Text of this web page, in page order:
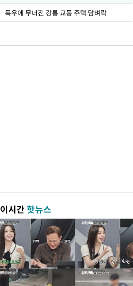
폭우에 무너진 강릉 교동 주택 담벼락
이시간핫뉴스